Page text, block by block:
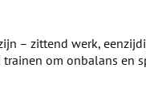
– zittend werk,
om onbalans en